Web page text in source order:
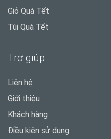
Giỏ Quà Tết
Túi Quà Tết
Trợ giúp
Liên hệ
Giới thiệu
Khách hàng
Điều kiện sử dụng